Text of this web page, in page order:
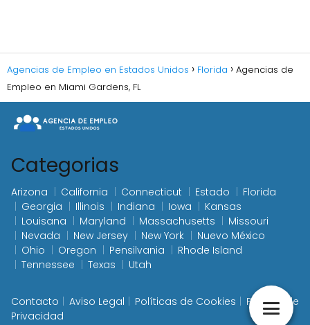
Agencias de Empleo en Estados Unidos Florida
Agencias de
Empleo en Miami Gardens, FL
Categorias
Arizona California Connecticut Estado
Florida
Georgia
Illinois Indiana Iowa
Kansas
Louisana
Maryland Massachusetts
Missouri
Nevada
New Jersey New York
Nuevo México
Ohio
Oregon Pensilvania
Rhode Island
Tennessee
Texas Utah
Contacto Aviso Legal Políticas de Cookies
Política de
Privacidad